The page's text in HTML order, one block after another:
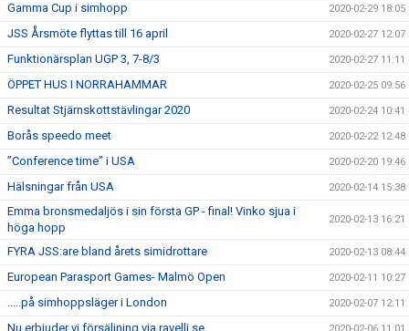
Gamma Cup i simhopp 2020-02-29 18:05
JSS Årsmöte flyttas till 16 april 2020-02-27 12:07
Funktionärsplan UGP 3, 7-8/3 2020-02-27 11:11
ÖPPET HUS I NORRAHAMMAR 2020-02-25 09:56
Resultat Stjärnskottstävlingar 2020 2020-02-24 10:41
Borås speedo meet 2020-02-22 12:48
”Conference time” i USA 2020-02-20 19:46
Hälsningar från USA 2020-02-14 15:38
Emma bronsmedaljös i sin första GP - final! Vinko sjua i
höga hopp
2020-02-13 16:21
FYRA JSS:are bland årets simidrottare 2020-02-13 08:44
European Parasport Games- Malmö Open 2020-02-11 10:27
.....på simhoppsläger i London 2020-02-07 12:11
Nu erbjuder vi försäljning via ravelli.se